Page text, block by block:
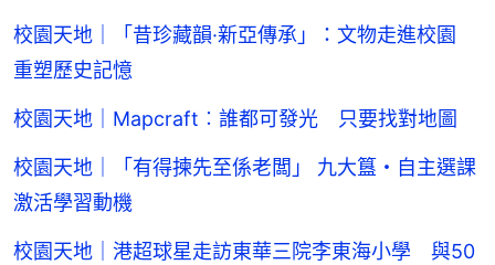
校園天地｜「昔珍藏韻·新亞傳承」：文物走進校園
重塑歷史記憶
校園天地｜Mapcraft︰誰都可發光 只要找對地圖
校園天地｜「有得揀先至係老闆」 九大簋・自主選課
激活學習動機
校園天地｜港超球星走訪東華三院李東海小學 與50